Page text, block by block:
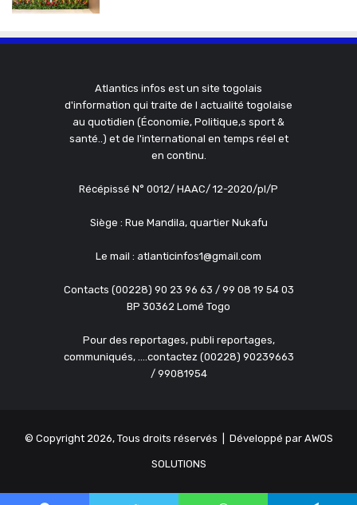
Atlantics infos est un site togolais
d'information qui traite de l actualité togolaise
au quotidien (Économie, Politique,s sport &
santé..) et de l'international en temps réel et
en continu.
Récépissé N° 0012/ HAAC/ 12-2020/pl/P
Siège : Rue Mandila, quartier Nukafu
Le mail : atlanticinfos1@gmail.com
Contacts (00228) 90 23 96 63 / 99 08 19 54 03
BP 30362 Lomé Togo
Pour des reportages, publi reportages,
communiqués, ....contactez (00228) 90239663
/ 99081954
© Copyright 2026, Tous droits réservés | Développé par AWOS
SOLUTIONS